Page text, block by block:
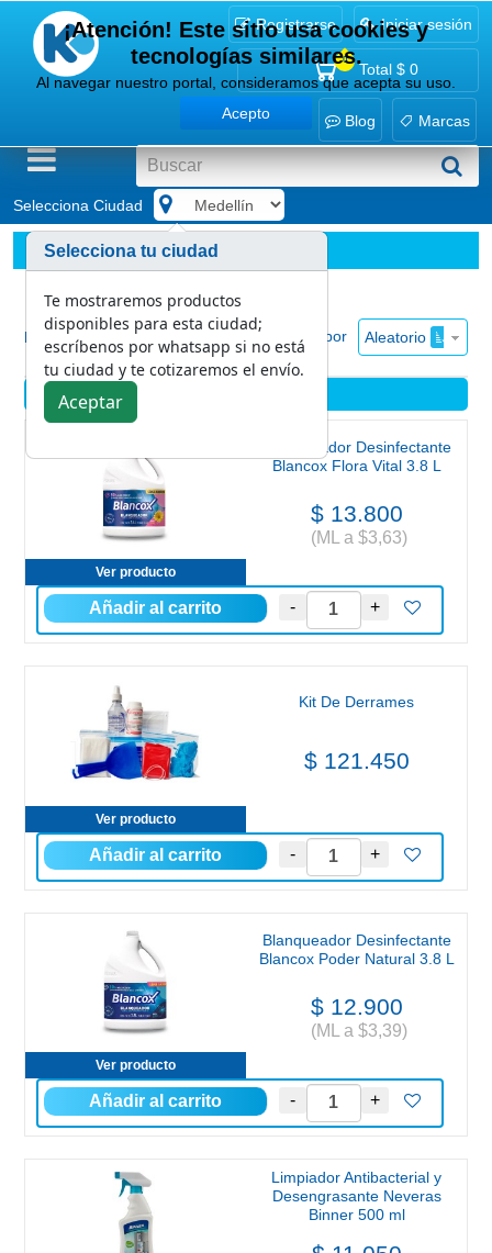
Registrarse Iniciar sesión
0
Total $ 0
Blog Marcas
Selecciona Ciudad
Bioseguridad Desinfectantes
Mostrar Ordenar por Aleatorio
Desinfectantes
Ver producto
Blanqueador Desinfectante
Blancox Flora Vital 3.8 L
$ 13.800
(ML a $3,63)
Ver producto
Kit De Derrames
$ 121.450
Ver producto
Blanqueador Desinfectante
Blancox Poder Natural 3.8 L
$ 12.900
(ML a $3,39)
Limpiador Antibacterial y
Desengrasante Neveras
Binner 500 ml
¡Atención! Este sitio usa cookies y
tecnologías similares.
Al navegar nuestro portal, consideramos que acepta su uso.
Acepto
Selecciona tu ciudad
Te mostraremos productos
disponibles para esta ciudad;
escríbenos por whatsapp si no está
tu ciudad y te cotizaremos el envío.
Aceptar